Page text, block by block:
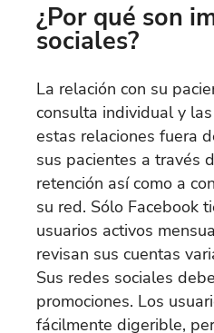
¿Por qué son
sociales?
La relación con su
consulta individual y
estas relaciones fuera
sus pacientes a través
retención así como a
su red. Sólo Facebook
usuarios activos
revisan sus cuentas
Sus redes sociales
promociones. Los
fácilmente digerible,